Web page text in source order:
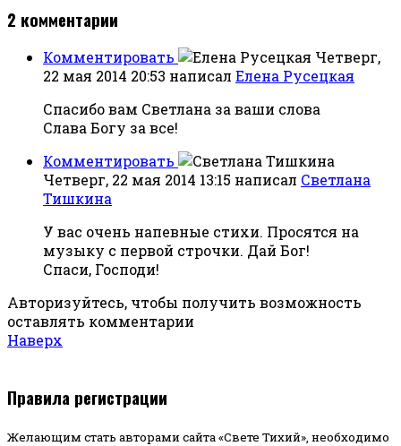
2 комментарии
Комментировать
Четверг,
22 мая 2014 20:53 написал Елена Русецкая
Спасибо вам Светлана за ваши слова
Слава Богу за все!
Комментировать
Четверг, 22 мая 2014 13:15 написал Светлана
Тишкина
У вас очень напевные стихи. Просятся на
музыку с первой строчки. Дай Бог!
Спаси, Господи!
Авторизуйтесь, чтобы получить возможность
оставлять комментарии
Наверх
Правила регистрации
Желающим стать авторами сайта «Свете Тихий», необходимо